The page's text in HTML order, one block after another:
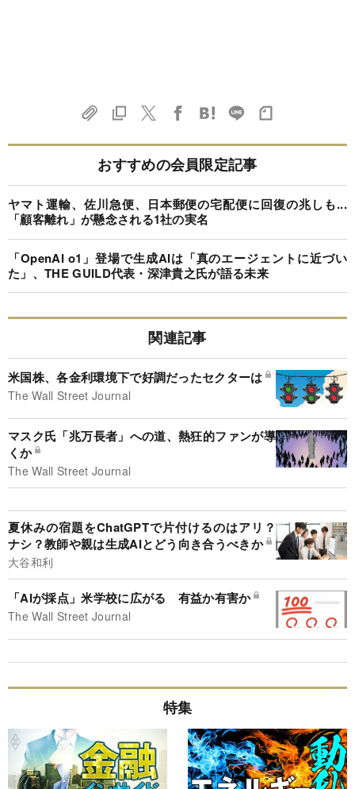
おすすめの会員限定記事
ヤマト運輸、佐川急便、日本郵便の宅配便に回復の兆しも...
「顧客離れ」が懸念される1社の実名
「OpenAI o1」登場で生成AIは「真のエージェントに近づい
た」、THE GUILD代表・深津貴之氏が語る未来
関連記事
米国株、各金利環境下で好調だったセクターは
The Wall Street Journal
マスク氏「兆万長者」への道、熱狂的ファンが導
くか
The Wall Street Journal
夏休みの宿題をChatGPTで片付けるのはアリ？
ナシ？教師や親は生成AIとどう向き合うべきか
大谷和利
「AIが採点」米学校に広がる 有益か有害か
The Wall Street Journal
特集